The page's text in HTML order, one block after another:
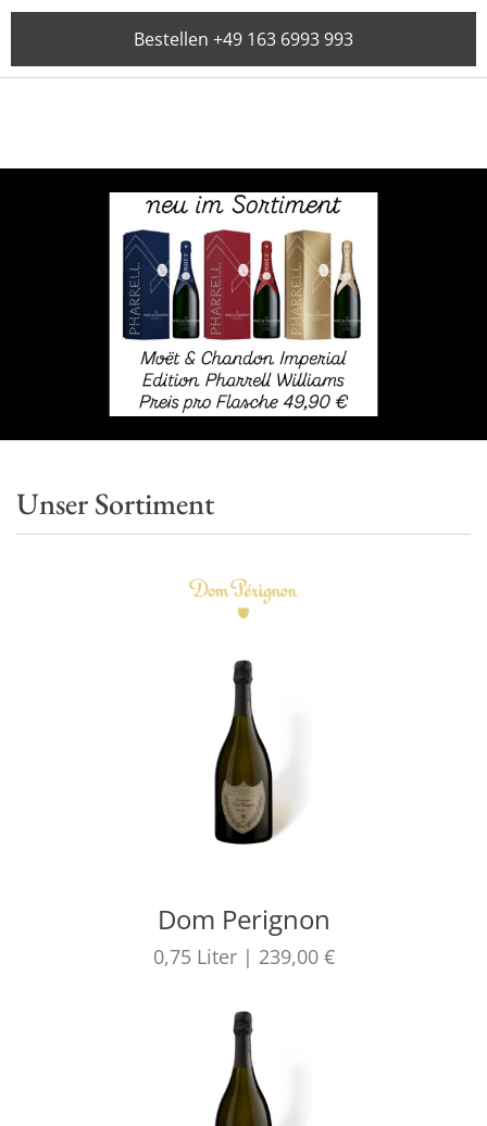
Bestellen +49 163 6993 993
Unser Sortiment
Dom Perignon
0,75 Liter | 239,00 €